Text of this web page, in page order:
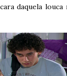
daquela louca